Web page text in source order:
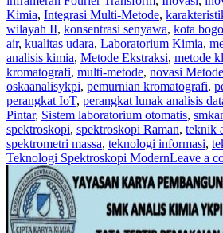
Kimia, Integrasi Multi-Metode,
wilayah II, konsentrasi senyawa, kota
air, kualitas udara, Laboratorium Kimia,
analisis kimia, Metode Ekstraksi, metode
kromatografi, multi-metode, novasi
oskaanalisykpi, pemurnian kromatografi,
perangkat IoT, perangkat lunak analisis
Pintar, Sistem laboratorium otomatis,
spektroskopi, spektroskopi Raman, teknik
spektrometri massa, teknologi informasi,
Teknologi Spektroskopi ModernLeave a